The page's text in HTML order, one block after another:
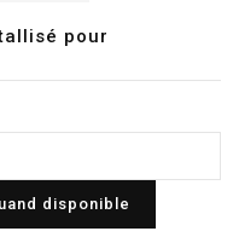
pour
disponible